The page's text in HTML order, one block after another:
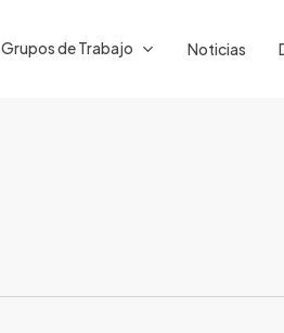
Grupos de Trabajo Noticias